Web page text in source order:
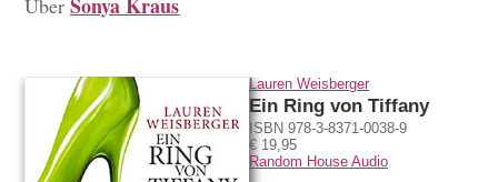
Über
Lauren Weisberger
Ein Ring von Tiffany
ISBN 978-3-8371-0038-9
€ 19,95
Random House Audio